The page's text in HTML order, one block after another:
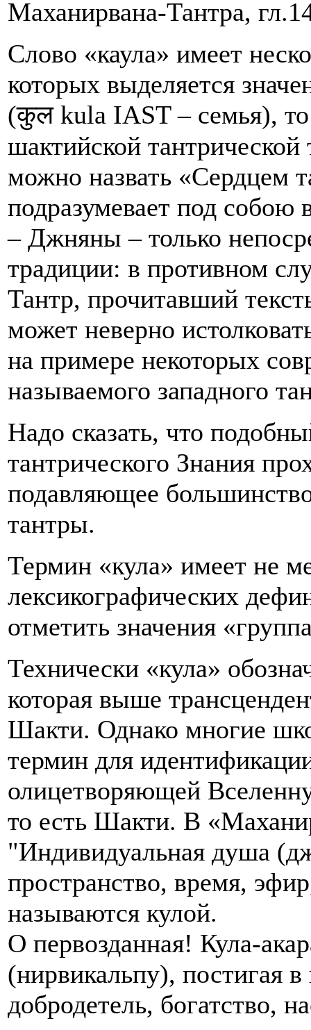
Маханирвана-Тантра,
Слово «каула» имеет
которых выделяется
(कुल kula IAST – семья), то
шактийской
можно назвать «Сердцем
подразумевает под собою
– Джняны – только
традиции: в противном
Тантр, прочитавший
может неверно
на примере некоторых
называемого западного
Надо сказать, что
тантрического Знания
подавляющее
тантры.
Термин «кула» имеет не
лексикографических
отметить значения
Технически «кула»
которая выше
Шакти. Однако многие
термин для
олицетворяющей
то есть Шакти. В
"Индивидуальная душа
пространство, время,
называются кулой.
О первозданная! Кула-
(нирвикальпу), постигая
добродетель, богатство,